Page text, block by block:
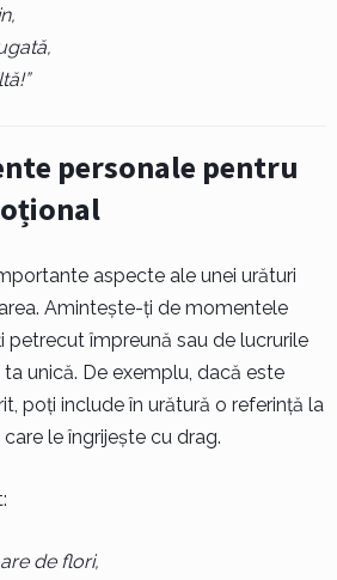
personale pentru
aspecte ale unei urături
Amintește-ți de momentele
petrecut împreună sau de lucrurile
unică. De exemplu, dacă este
poți include în urătură o referință la
le îngrijește cu drag.
de flori,